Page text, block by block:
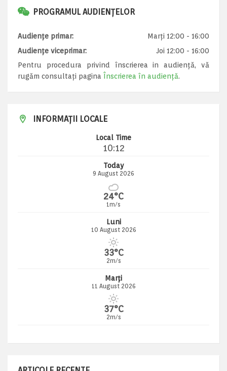
PROGRAMUL AUDIENȚELOR
Audiențe primar:
Marți 12:00 - 16:00
Audiențe viceprimar:
Joi 12:00 - 16:00
Pentru procedura privind înscrierea in audiență, vă
rugăm consultați pagina Înscrierea în audiență.
INFORMAȚII LOCALE
Local Time
10:12
Today
9 August 2026
24°C
1m/s
Luni
10 August 2026
33°C
2m/s
Marți
11 August 2026
37°C
2m/s